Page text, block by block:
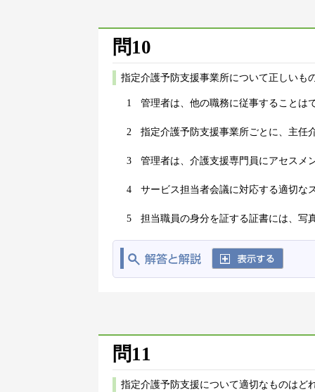
問10
指定介護予防支援事業所について正しいも
1 管理者は、他の職務に従事することは
2 指定介護予防支援事業所ごとに、主任
3 管理者は、介護支援専門員にアセスメ
4 サービス担当者会議に対応する適切な
5 担当職員の身分を証する証書には、写
問11
指定介護予防支援について適切なものはど